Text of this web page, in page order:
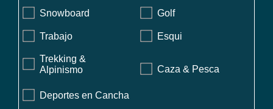
Snowboard Golf
Trabajo Esqui
Trekking &
Alpinismo
Caza & Pesca
Deportes en Cancha